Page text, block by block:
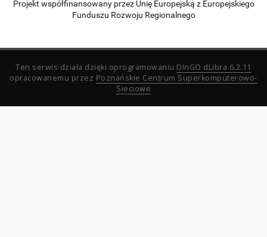
Projekt współfinansowany przez Unię Europejską z Europejskiego
Funduszu Rozwoju Regionalnego
Ten serwis działa dzięki oprogramowaniu DInGO dLibra 6.2.11
opracowanemu przez Poznańskie Centrum Superkomputerowo-
Sieciowe